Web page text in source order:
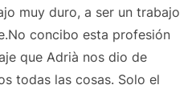
muy duro, a ser un trabajo
concibo esta profesión
que Adrià nos dio de
todas las cosas. Solo el